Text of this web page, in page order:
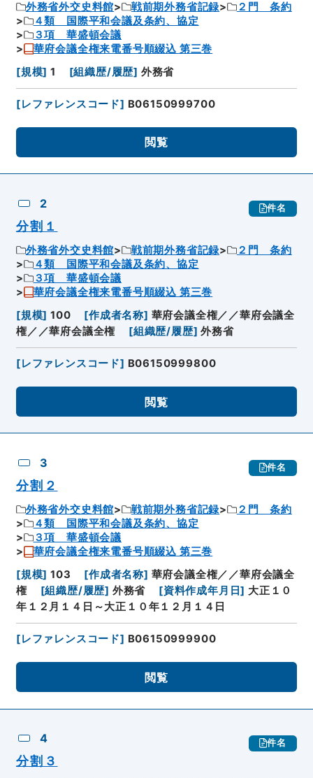
外務省外交史料館 戦前期外務省記録
２門 条約
４類 国際平和会議及条約、協定
３項 華盛頓会議
華府会議全権来電番号順綴込 第三巻
[規模] 1 [組織歴/履歴] 外務省
[レファレンスコード] B06150999700
閲覧
2 件名
分割１
外務省外交史料館 戦前期外務省記録
２門 条約
４類 国際平和会議及条約、協定
３項 華盛頓会議
華府会議全権来電番号順綴込 第三巻
[規模] 100 [作成者名称] 華府会議全権／／華府会議全
権／／華府会議全権
[組織歴/履歴] 外務省
[レファレンスコード] B06150999800
閲覧
3 件名
分割２
外務省外交史料館 戦前期外務省記録
２門 条約
４類 国際平和会議及条約、協定
３項 華盛頓会議
華府会議全権来電番号順綴込 第三巻
[規模] 103 [作成者名称] 華府会議全権／／華府会議全
権
[組織歴/履歴] 外務省 [資料作成年月日] 大正１０
年１２月１４日～大正１０年１２月１４日
[レファレンスコード] B06150999900
閲覧
4 件名
分割３